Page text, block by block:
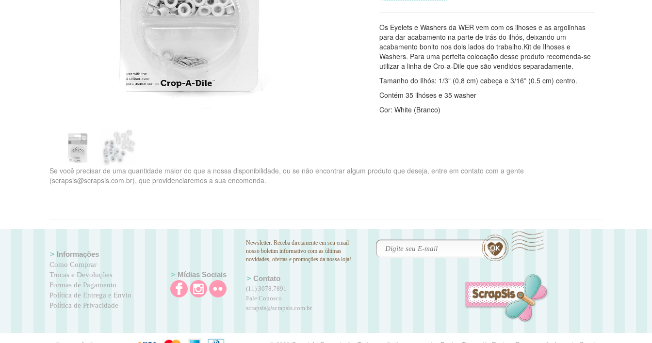
Os Eyelets e Washers da WER vem com os ilhoses e as argolinhas
para dar acabamento na parte de trás do ilhós, deixando um
acabamento bonito nos dois lados do trabalho.Kit de Ilhoses e
Washers. Para uma perfeita colocação desse produto recomenda-se
utilizar a linha de Cro-a-Dile que são vendidos separadamente.
Tamanho do Ilhós: 1/3" (0,8 cm) cabeça e 3/16” (0.5 cm) centro.
Contém 35 ilhóses e 35 washer
Cor: White (Branco)
Se você precisar de uma quantidade maior do que a nossa disponibilidade, ou se não encontrar algum produto que deseja, entre em contato com a gente
(scrapsis@scrapsis.com.br), que providenciaremos a sua encomenda.
Informações
Como Comprar
Trocas e Devoluções
Formas de Pagamento
Política de Entrega e Envio
Política de Privacidade
Mídias Sociais
Newsletter: Receba diretamente em seu email
nosso boletim informativo com as últimas
novidades, ofertas e promoções da nossa loja!
Contato
(11) 3078.7891
Fale Conosco
scrapsis@scrapsis.com.br